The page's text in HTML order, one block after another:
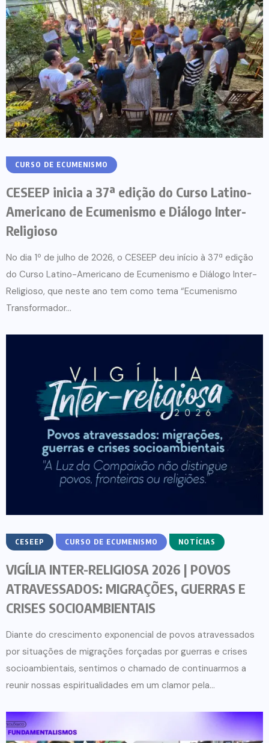
CURSO DE ECUMENISMO
CESEEP inicia a 37ª edição do Curso Latino-
Americano de Ecumenismo e Diálogo Inter-
Religioso
No dia 1º de julho de 2026, o CESEEP deu início à 37ª edição
do Curso Latino-Americano de Ecumenismo e Diálogo Inter-
Religioso, que neste ano tem como tema “Ecumenismo
Transformador...
CESEEP CURSO DE ECUMENISMO NOTÍCIAS
VIGÍLIA INTER-RELIGIOSA 2026 | POVOS
ATRAVESSADOS: MIGRAÇÕES, GUERRAS E
CRISES SOCIOAMBIENTAIS
Diante do crescimento exponencial de povos atravessados
por situações de migrações forçadas por guerras e crises
socioambientais, sentimos o chamado de continuarmos a
reunir nossas espiritualidades em um clamor pela...